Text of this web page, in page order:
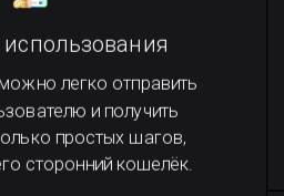
использования
легко отправить
и получить
простых шагов,
сторонний кошелёк.